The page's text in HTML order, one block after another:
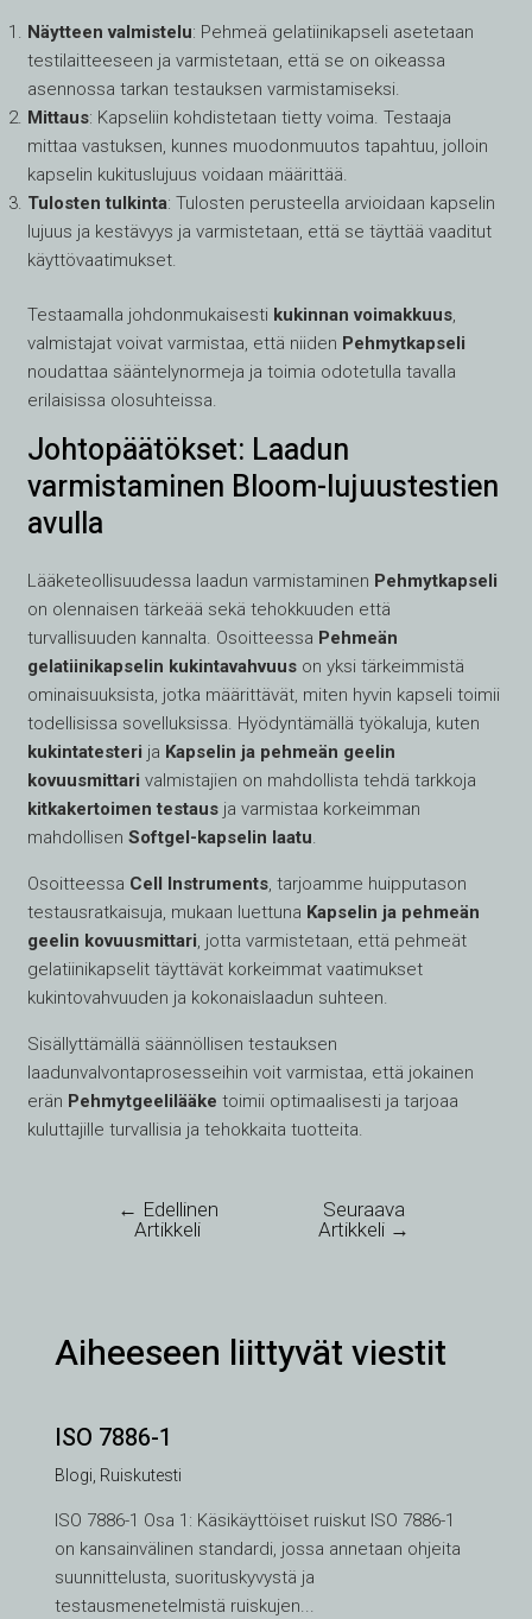
Näytteen valmistelu: Pehmeä gelatiinikapseli asetetaan
testilaitteeseen ja varmistetaan, että se on oikeassa
asennossa tarkan testauksen varmistamiseksi.
Mittaus: Kapseliin kohdistetaan tietty voima. Testaaja
mittaa vastuksen, kunnes muodonmuutos tapahtuu, jolloin
kapselin kukituslujuus voidaan määrittää.
Tulosten tulkinta: Tulosten perusteella arvioidaan kapselin
lujuus ja kestävyys ja varmistetaan, että se täyttää vaaditut
käyttövaatimukset.
Testaamalla johdonmukaisesti kukinnan voimakkuus,
valmistajat voivat varmistaa, että niiden Pehmytkapseli
noudattaa sääntelynormeja ja toimia odotetulla tavalla
erilaisissa olosuhteissa.
Johtopäätökset: Laadun
varmistaminen Bloom-lujuustestien
avulla
Lääketeollisuudessa laadun varmistaminen Pehmytkapseli
on olennaisen tärkeää sekä tehokkuuden että
turvallisuuden kannalta. Osoitteessa Pehmeän
gelatiinikapselin kukintavahvuus on yksi tärkeimmistä
ominaisuuksista, jotka määrittävät, miten hyvin kapseli toimii
todellisissa sovelluksissa. Hyödyntämällä työkaluja, kuten
kukintatesteri ja Kapselin ja pehmeän geelin
kovuusmittari valmistajien on mahdollista tehdä tarkkoja
kitkakertoimen testaus ja varmistaa korkeimman
mahdollisenSoftgel-kapselin laatu.
Osoitteessa Cell Instruments, tarjoamme huipputason
testausratkaisuja, mukaan luettuna Kapselin ja pehmeän
geelin kovuusmittari, jotta varmistetaan, että pehmeät
gelatiinikapselit täyttävät korkeimmat vaatimukset
kukintovahvuuden ja kokonaislaadun suhteen.
Sisällyttämällä säännöllisen testauksen
laadunvalvontaprosesseihin voit varmistaa, että jokainen
erän Pehmytgeelilääke toimii optimaalisesti ja tarjoaa
kuluttajille turvallisia ja tehokkaita tuotteita.
← Edellinen
Artikkeli
Seuraava
Artikkeli →
Aiheeseen liittyvät viestit
ISO 7886-1
Blogi, Ruiskutesti
ISO 7886-1 Osa 1: Käsikäyttöiset ruiskut ISO 7886-1
on kansainvälinen standardi, jossa annetaan ohjeita
suunnittelusta, suorituskyvystä ja
testausmenetelmistä ruiskujen...